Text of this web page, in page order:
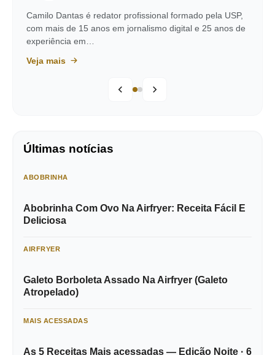
Camilo Dantas é redator profissional formado pela USP,
com mais de 15 anos em jornalismo digital e 25 anos de
experiência em…
Veja mais
Últimas notícias
ABOBRINHA
Abobrinha Com Ovo Na Airfryer: Receita Fácil E
Deliciosa
AIRFRYER
Galeto Borboleta Assado Na Airfryer (Galeto
Atropelado)
MAIS ACESSADAS
As 5 Receitas Mais acessadas — Edição Noite · 6